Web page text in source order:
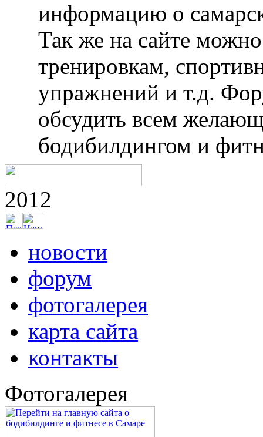
информацию о
Так же на сайте
тренировкам,
упражнений и т.д.
обсудить всем
бодибилдингом и
2012
новости
форум
фотогалерея
карта сайта
контакты
Фотогалерея